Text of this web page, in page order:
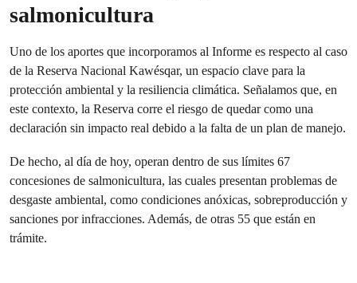
salmonicultura
Uno de los aportes que incorporamos al Informe es respecto al caso
de la Reserva Nacional Kawésqar, un espacio clave para la
protección ambiental y la resiliencia climática. Señalamos que, en
este contexto, la Reserva corre el riesgo de quedar como una
declaración sin impacto real debido a la falta de un plan de manejo.
De hecho, al día de hoy, operan dentro de sus límites 67
concesiones de salmonicultura, las cuales presentan problemas de
desgaste ambiental, como condiciones anóxicas, sobreproducción y
sanciones por infracciones. Además, de otras 55 que están en
trámite.